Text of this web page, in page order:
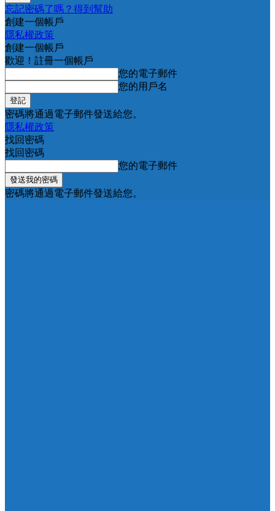
忘記密碼了嗎？得到幫助
創建一個帳戶
隱私權政策
創建一個帳戶
歡迎！註冊一個帳戶
您的電子郵件
您的用戶名
密碼將通過電子郵件發送給您。
隱私權政策
找回密碼
找回密碼
您的電子郵件
密碼將通過電子郵件發送給您。